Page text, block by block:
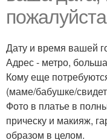
Дату и время вашей
Адрес - метро,
Кому еще
(маме/бабушке/
Фото в платье в
прическу и макияж,
образом в целом.